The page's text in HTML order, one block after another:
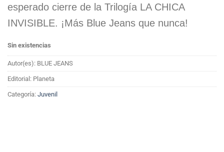
esperado cierre de la Trilogía LA CHICA
INVISIBLE. ¡Más Blue Jeans que nunca!
Sin existencias
Autor(es): BLUE JEANS
Editorial: Planeta
Categoría: Juvenil